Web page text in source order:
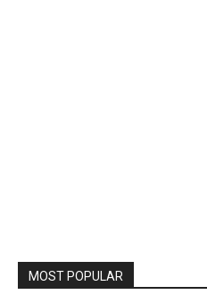
MOST POPULAR